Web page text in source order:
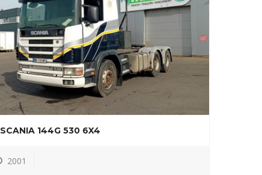
SCANIA 144G 530 6X4
2001